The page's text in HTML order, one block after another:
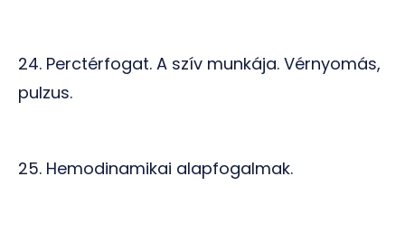
24. Perctérfogat. A szív munkája. Vérnyomás,
pulzus.
25. Hemodinamikai alapfogalmak.